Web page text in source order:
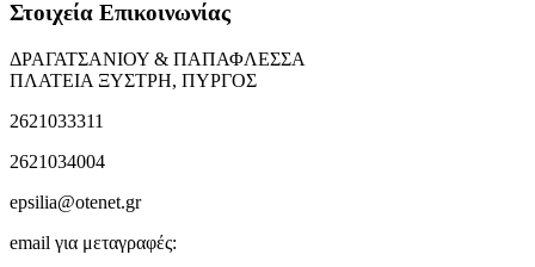
Στοιχεία Επικοινωνίας
ΔΡΑΓΑΤΣΑΝΙΟΥ & ΠΑΠΑΦΛΕΣΣΑ
ΠΛΑΤΕΙΑ ΞΥΣΤΡΗ, ΠΥΡΓΟΣ
2621033311
2621034004
epsilia@otenet.gr
email για μεταγραφές: